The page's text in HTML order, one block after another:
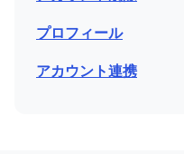
プロフィール
アカウント連携